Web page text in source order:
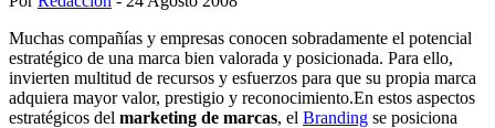
Muchas compañías y empresas conocen sobradamente el potencial
estratégico de una marca bien valorada y posicionada. Para ello,
invierten multitud de recursos y esfuerzos para que su propia marca
adquiera mayor valor, prestigio y reconocimiento.En estos aspectos
estratégicos del marketing de marcas, el Branding se posiciona